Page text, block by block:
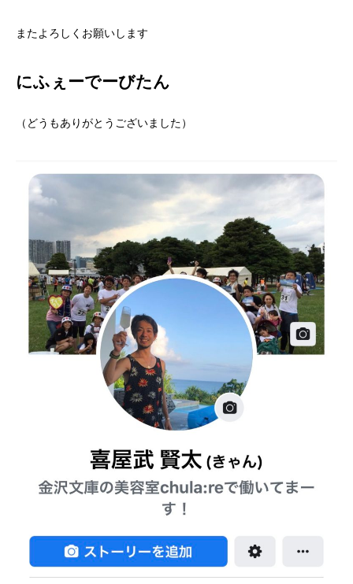
またよろしくお願いします
にふぇーでーびたん
（どうもありがとうございました）